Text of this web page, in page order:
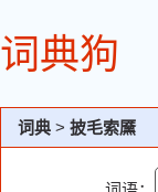
词典狗
词典 > 披毛索黡